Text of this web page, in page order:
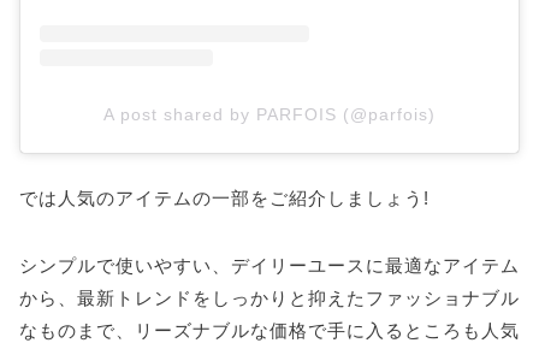
A post shared by PARFOIS (@parfois)
では人気のアイテムの一部をご紹介しましょう!
シンプルで使いやすい、デイリーユースに最適なアイテム
から、最新トレンドをしっかりと抑えたファッショナブル
なものまで、リーズナブルな価格で手に入るところも人気